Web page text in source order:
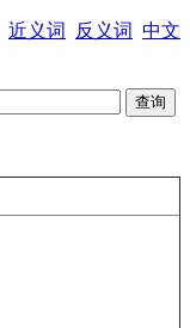
近义词 反义词 中文